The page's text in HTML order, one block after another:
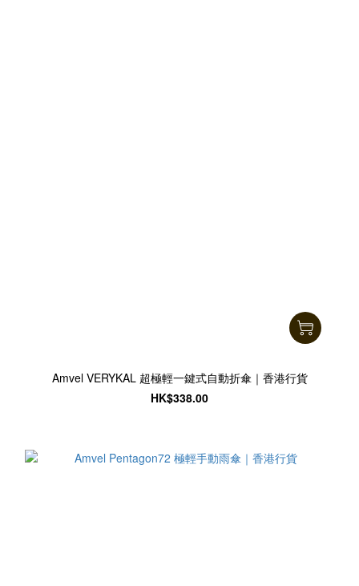
Amvel VERYKAL 超極輕一鍵式自動折傘｜香港行貨
HK$338.00